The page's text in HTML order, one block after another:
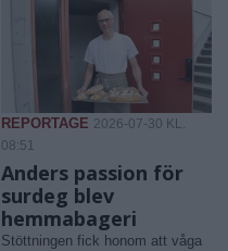
REPORTAGE 2026-07-30 KL.
08:51
Anders passion för
surdeg blev
hemmabageri
Stöttningen fick honom att våga